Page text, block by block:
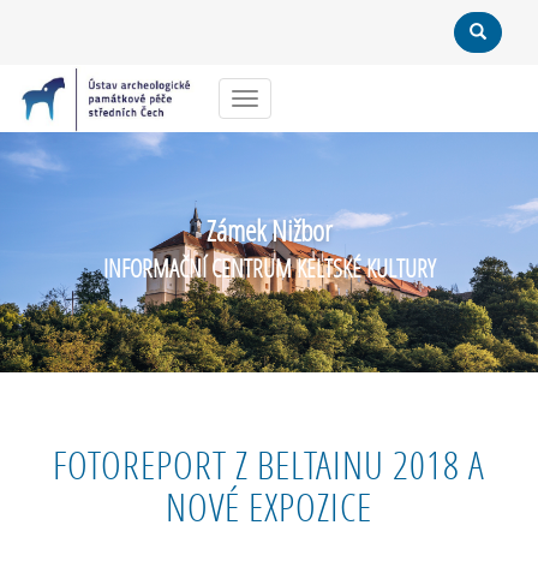
Menu
Zámek Nižbor
INFORMAČNÍ CENTRUM KELTSKÉ KULTURY
FOTOREPORT Z BELTAINU 2018 A
NOVÉ EXPOZICE